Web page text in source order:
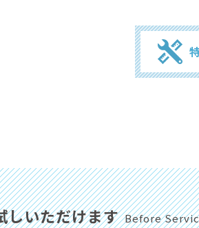
しいただけます Before